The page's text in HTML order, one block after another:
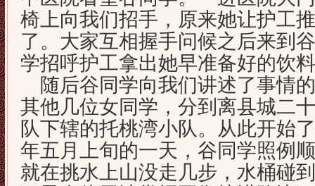
椅上向我们招手，原来她让护工
了。大家互相握手问候之后来到
学招呼护工拿出她早准备好的饮
随后谷同学向我们讲述了事情
其他几位女同学，分到离县城二
队下辖的托桃湾小队。从此开始
年五月上旬的一天，谷同学照例
就在挑水上山没走几步，水桶碰